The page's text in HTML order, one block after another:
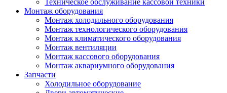
Монтаж оборудования
Монтаж холодильного оборудования
Монтаж технологического оборудования
Монтаж климатического оборудования
Монтаж вентиляции
Монтаж кассового оборудования
Монтаж аквариумного оборудования
Запчасти
Холодильное оборудование